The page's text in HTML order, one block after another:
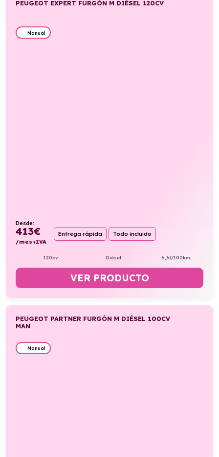
PEUGEOT EXPERT FURGÓN M DIÉSEL 120CV
Manual
Desde:
413€
/mes+IVA
Entrega rápida Todo incluido
120cv Diésel 6,6l/100km
VER PRODUCTO
PEUGEOT PARTNER FURGÓN M DIÉSEL 100CV
MAN
Manual